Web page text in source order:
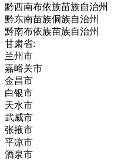
黔西南布依族苗族自治州
黔东南苗族侗族自治州
黔南布依族苗族自治州
甘肃省:
兰州市
嘉峪关市
金昌市
白银市
天水市
武威市
张掖市
平凉市
酒泉市